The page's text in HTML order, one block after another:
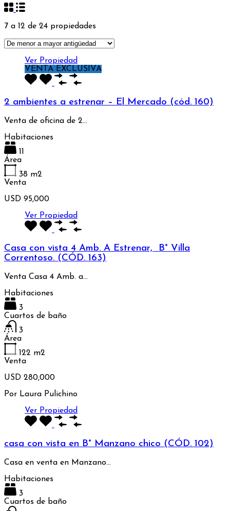
7 a 12 de 24 propiedades
Ver Propiedad
VENTA EXCLUSIVA
2 ambientes a estrenar – El Mercado (cód. 160)
Venta de oficina de 2…
Habitaciones
11
Área
38 m2
Venta
USD 95,000
Ver Propiedad
Casa con vista 4 Amb. A Estrenar, B° Villa
Correntoso. (CÓD. 163)
Venta Casa 4 Amb. a…
Habitaciones
3
Cuartos de baño
3
Área
122 m2
Venta
USD 280,000
Por Laura Pulichino
Ver Propiedad
casa con vista en B° Manzano chico (CÓD. 102)
Casa en venta en Manzano…
Habitaciones
3
Cuartos de baño